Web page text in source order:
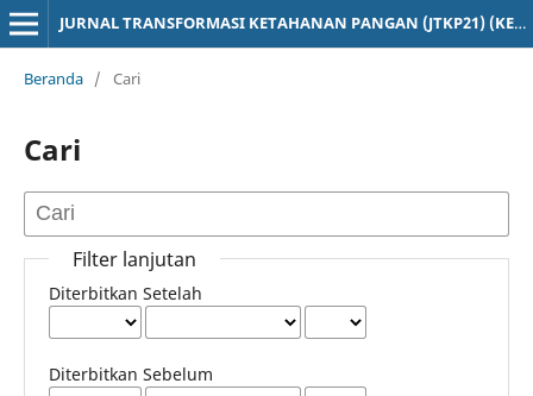
JURNAL TRANSFORMASI KETAHANAN PANGAN (JTKP21) (KEHUTANAN PERTANIAN PETERNAKAN DAN KELAUATAN)
Beranda / Cari
Cari
Filter lanjutan
Diterbitkan Setelah
Diterbitkan Sebelum